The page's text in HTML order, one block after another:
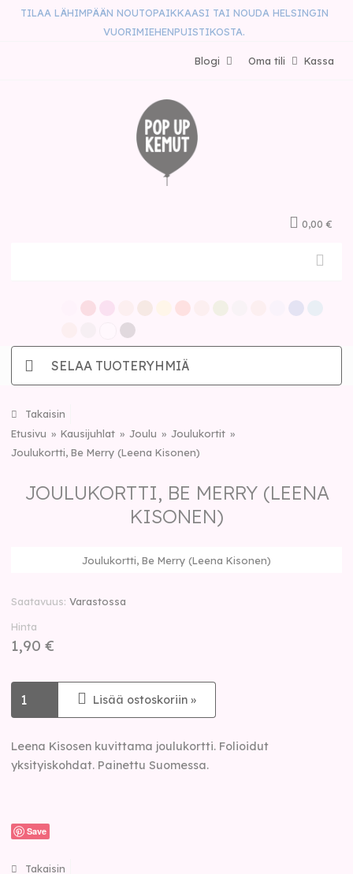
TILAA LÄHIMPÄÄN NOUTOPAIKKAASI TAI NOUDA HELSINGIN
VUORIMIEHENPUISTIKOSTA.
Kassa
Oma tili
Blogi
0,00 €
SELAA TUOTERYHMIÄ
Takaisin
Etusivu
Kausijuhlat Joulu
Joulukortit
Joulukortti, Be Merry (Leena Kisonen)
JOULUKORTTI, BE MERRY (LEENA
KISONEN)
Joulukortti, Be Merry (Leena Kisonen)
Saatavuus Varastossa
Hinta
1,90 €
Lisää ostoskoriin »
Leena Kisosen kuvittama joulukortti. Folioidut
yksityiskohdat. Painettu Suomessa.
Save
Takaisin